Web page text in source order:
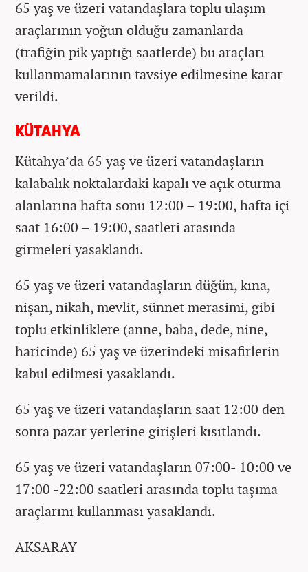
65 yaş ve üzeri vatandaşlara toplu ulaşım
araçlarının yoğun olduğu zamanlarda
(trafiğin pik yaptığı saatlerde) bu araçları
kullanmamalarının tavsiye edilmesine karar
verildi.
KÜTAHYA
Kütahya’da 65 yaş ve üzeri vatandaşların
kalabalık noktalardaki kapalı ve açık oturma
alanlarına hafta sonu 12:00 – 19:00, hafta içi
saat 16:00 – 19:00, saatleri arasında
girmeleri yasaklandı.
65 yaş ve üzeri vatandaşların düğün, kına,
nişan, nikah, mevlit, sünnet merasimi, gibi
toplu etkinliklere (anne, baba, dede, nine,
haricinde) 65 yaş ve üzerindeki misafirlerin
kabul edilmesi yasaklandı.
65 yaş ve üzeri vatandaşların saat 12:00 den
sonra pazar yerlerine girişleri kısıtlandı.
65 yaş ve üzeri vatandaşların 07:00- 10:00 ve
17:00 -22:00 saatleri arasında toplu taşıma
araçlarını kullanması yasaklandı.
AKSARAY